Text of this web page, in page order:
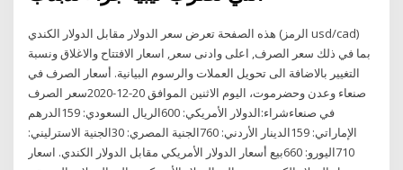
هذه الصفحة تعرض سعر الدولار مقابل الدولار الكندي (الرمز usd/cad)
بما في ذلك سعر الصرف, اعلى وادنى سعر, اسعار الافتتاح والاغلاق ونسبة
التغيير بالاضافة الى تحويل العملات والرسوم البيانية. أسعار الصرف في
صنعاء وعدن وحضرموت، اليوم الاثنين الموافق 20-12-2020سعر الصرف
في صنعاءشراء:الدولار الأمريكي: 600الريال السعودي: 159الدرهم
الإماراتي: 159الدينار الأردني: 760الجنية المصري: 30الجنية الاسترليني:
710اليورو: 660بيع أسعار الدولار الأمريكي مقابل الدولار الكندي. اسعار